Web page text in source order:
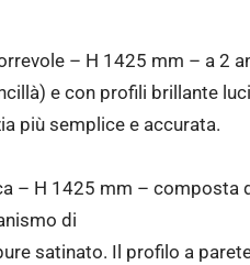
– H 1425 mm – a 2
e con profili brillante
più semplice e accurata.
– H 1425 mm – composta
di
satinato. Il profilo a